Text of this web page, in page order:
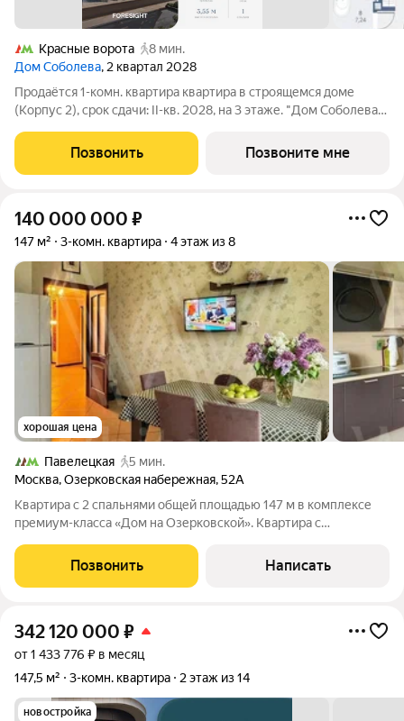
Красные ворота
8 мин.
Дом Соболева, 2 квартал 2028
Продаётся 1-комн. квартира квартира в строящемся доме
(Корпус 2), срок сдачи: II-кв. 2028, на 3 этаже. "Дом Соболева"
на тихой и уютной улице Машкова в самом сердце Москвы.
Проект создавался
Позвонить Позвоните мне
140 000 000 ₽
147 м² 3-комн. квартира 4 этаж из 8
хорошая цена
Павелецкая
5 мин.
Москва,Озерковская набережная,52А
Квартира с 2 спальнями общей площадью 147 м в комплексе
премиум-класса «Дом на Озерковской». Квартира с
работы по шумоизоляции, установлены системы вентиляции и
Позвонить Написать
342 120 000 ₽
от 1 433 776 ₽ в месяц
147,5 м²
3-комн. квартира 2 этаж из 14
новостройка